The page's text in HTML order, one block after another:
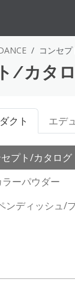
コンセ
/カタ
クト エデ
プト/カタログ
ラーパウダー
ンディッシュ/